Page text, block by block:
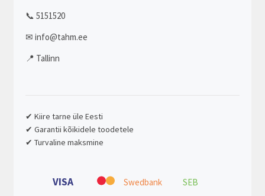
📞 5151520
✉ info@tahm.ee
📍 Tallinn
✔ Kiire tarne üle Eesti
✔ Garantii kõikidele toodetele
✔ Turvaline maksmine
VISA Swedbank SEB